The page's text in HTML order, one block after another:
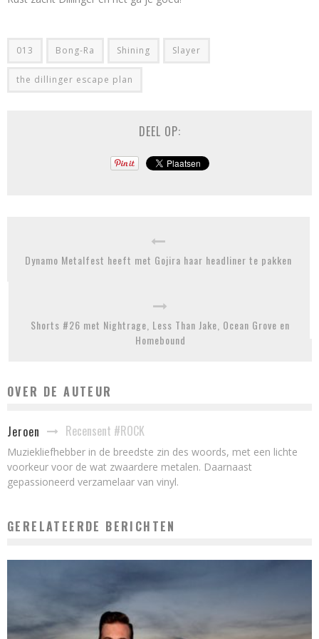
013 Bong-Ra Shining Slayer
the dillinger escape plan
DEEL OP:
Dynamo Metalfest heeft met Gojira haar headliner te pakken
Shorts #26 met Nightrage, Less Than Jake, Ocean Grove en
Homebound
OVER DE AUTEUR
Jeroen Recensent #ROCK
Muziekliefhebber in de breedste zin des woords, met een lichte
voorkeur voor de wat zwaardere metalen. Daarnaast
gepassioneerd verzamelaar van vinyl.
GERELATEERDE BERICHTEN